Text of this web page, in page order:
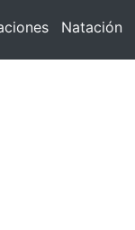
Natación